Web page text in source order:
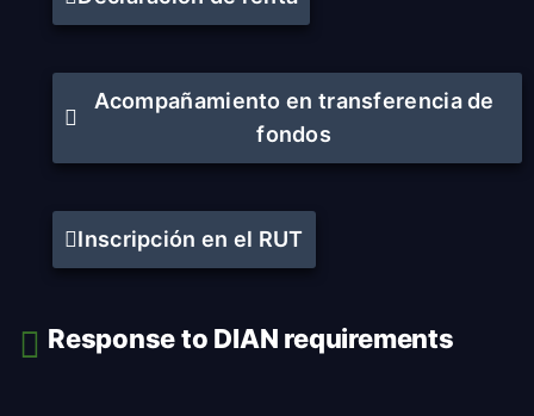
Acompañamiento en transferencia de
fondos
Inscrip ción en el RUT
Response to DIAN requirements